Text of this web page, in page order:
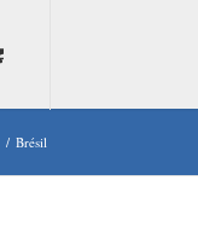
/ Brésil